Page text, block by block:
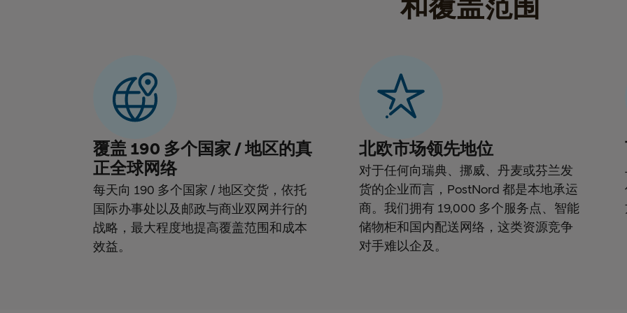
覆盖 190 多个国家 / 地区的真
正全球网络
每天向 190 多个国家 / 地区交货，依托
国际办事处以及邮政与商业双网并行的
战略，最大程度地提高覆盖范围和成本
效益。
北欧市场领先地位
对于任何向瑞典、挪威、丹麦或芬兰发
货的企业而言，PostNord 都是本地承运
商。我们拥有 19,000 多个服务点、智能
储物柜和国内配送网络，这类资源竞争
对手难以企及。